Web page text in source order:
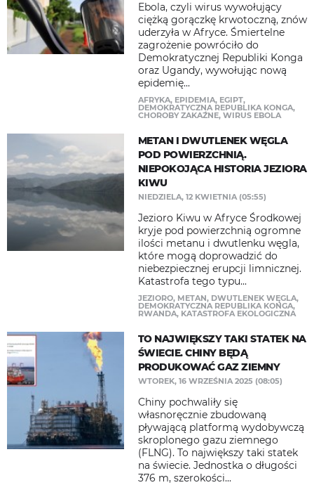
Ebola, czyli wirus wywołujący
ciężką gorączkę krwotoczną, znów
uderzyła w Afryce. Śmiertelne
zagrożenie powróciło do
Demokratycznej Republiki Konga
oraz Ugandy, wywołując nową
epidemię...
AFRYKA, EPIDEMIA, EGIPT,
DEMOKRATYCZNA REPUBLIKA KONGA,
CHOROBY ZAKAŹNE, WIRUS EBOLA
METAN I DWUTLENEK WĘGLA
POD POWIERZCHNIĄ.
NIEPOKOJĄCA HISTORIA JEZIORA
KIWU
NIEDZIELA, 12 KWIETNIA (05:55)
Jezioro Kiwu w Afryce Środkowej
kryje pod powierzchnią ogromne
ilości metanu i dwutlenku węgla,
które mogą doprowadzić do
niebezpiecznej erupcji limnicznej.
Katastrofa tego typu...
JEZIORO, METAN, DWUTLENEK WĘGLA,
DEMOKRATYCZNA REPUBLIKA KONGA,
RWANDA, KATASTROFA EKOLOGICZNA
TO NAJWIĘKSZY TAKI STATEK NA
ŚWIECIE. CHINY BĘDĄ
PRODUKOWAĆ GAZ ZIEMNY
WTOREK, 16 WRZEŚNIA 2025 (08:05)
Chiny pochwaliły się
własnoręcznie zbudowaną
pływającą platformą wydobywczą
skroplonego gazu ziemnego
(FLNG). To największy taki statek
na świecie. Jednostka o długości
376 m, szerokości...